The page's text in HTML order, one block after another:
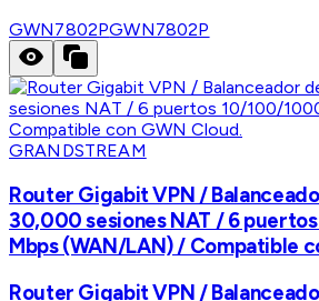
GWN7802PGWN7802P
GRANDSTREAM
Router Gigabit VPN /
30,000 sesiones NAT / 6
Mbps (WAN/LAN) / Compatible
Router Gigabit VPN /